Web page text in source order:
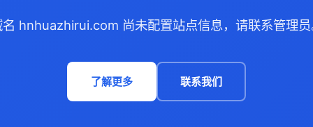
名 hnhuazhirui.com 尚未配置站点信息，请联系管理员
了解更多 联系我们